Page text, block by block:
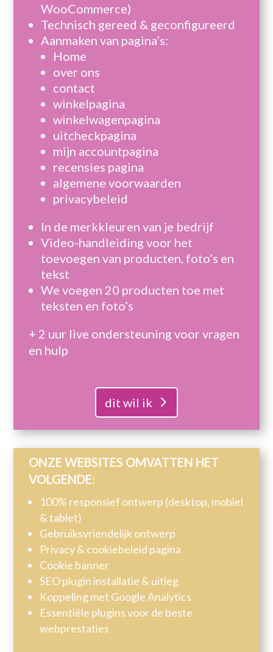
WooCommerce)
Technisch gereed & geconfigureerd
Aanmaken van pagina’s:
Home
over ons
contact
winkelpagina
winkelwagenpagina
uitcheckpagina
mijn accountpagina
recensies pagina
algemene voorwaarden
privacybeleid
In de merkkleuren van je bedrijf
Video-handleiding voor het
toevoegen van producten, foto’s en
tekst
We voegen 20 producten toe met
teksten en foto’s
+ 2 uur live ondersteuning voor vragen
en hulp
dit wil ik
ONZE WEBSITES OMVATTEN HET
VOLGENDE:
100% responsief ontwerp (desktop, mobiel
& tablet)
Gebruiksvriendelijk ontwerp
Privacy & cookiebeleid pagina
Cookie banner
SEO plugin installatie & uitleg
Koppeling met Google Analytics
Essentiële plugins voor de beste
webprestaties